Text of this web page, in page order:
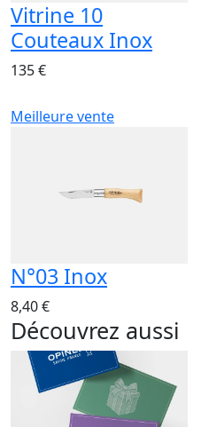
Vitrine 10
Couteaux Inox
135 €
Meilleure vente
N°03 Inox
8,40 €
Découvrez aussi